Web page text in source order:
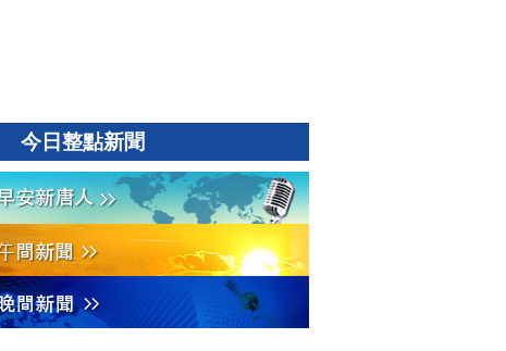
今日整點新聞